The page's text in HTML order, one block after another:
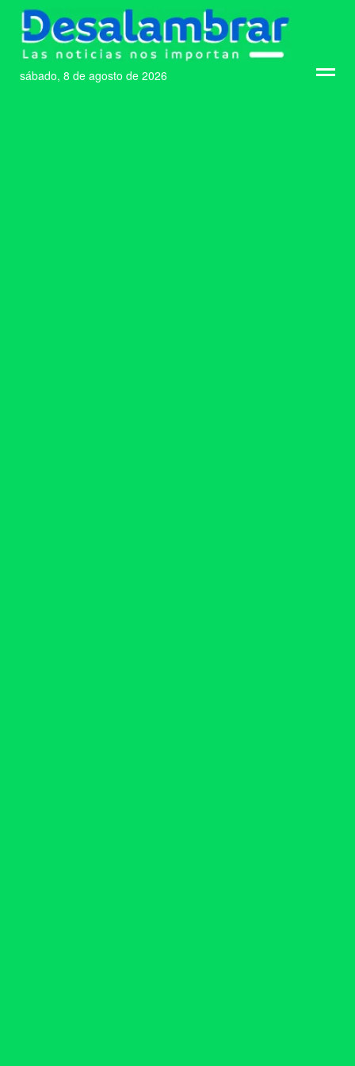
sábado, 8 de agosto de 2026